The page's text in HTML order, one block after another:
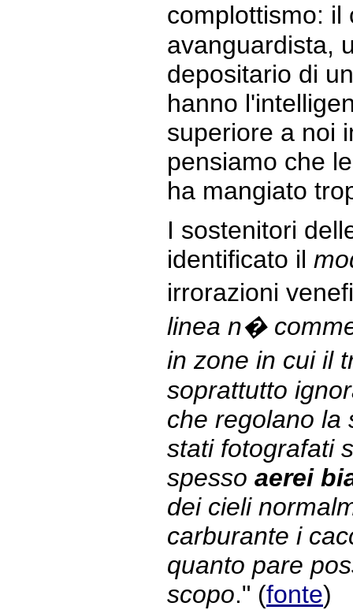
complottismo:
avanguardista,
depositario di
hanno
superiore a noi
pensiamo che
ha mangiato
I sostenitori
identificato il
irrorazioni
linea n�
in zone in cui il
soprattutto
che regolano la
stati fotografati
spesso aerei
dei cieli
carburante i
quanto pare
scopo." (fonte)